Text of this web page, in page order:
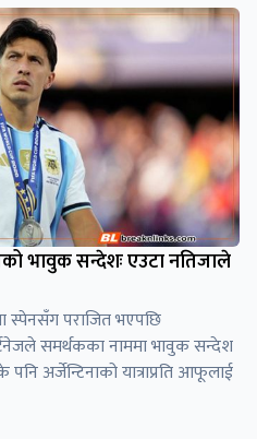
भावुक सन्देशः एउटा नतिजाले
स्पेनसँग पराजित भएपछि
समर्थकका नाममा भावुक सन्देश
अर्जेन्टिनाको यात्राप्रति आफूलाई